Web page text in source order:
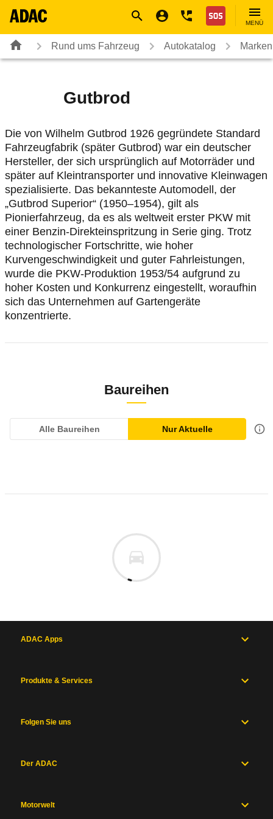
Nothilfe
MENÜ
Rund ums Fahrzeug Autokatalog
Gutbrod
Die von Wilhelm Gutbrod 1926 gegründete Standard
Fahrzeugfabrik (später Gutbrod) war ein deutscher
Hersteller, der sich ursprünglich auf Motorräder und
später auf Kleintransporter und innovative Kleinwagen
spezialisierte. Das bekannteste Automodell, der
„Gutbrod Superior“ (1950–1954), gilt als
Pionierfahrzeug, da es als weltweit erster PKW mit
einer Benzin-Direkteinspritzung in Serie ging. Trotz
technologischer Fortschritte, wie hoher
Kurvengeschwindigkeit und guter Fahrleistungen,
wurde die PKW-Produktion 1953/54 aufgrund zu
hoher Kosten und Konkurrenz eingestellt, woraufhin
sich das Unternehmen auf Gartengeräte
konzentrierte.
Baureihen
Alle Baureihen Nur Aktuelle
ADAC Apps
Produkte & Services
Folgen Sie uns
Der ADAC
Motorwelt